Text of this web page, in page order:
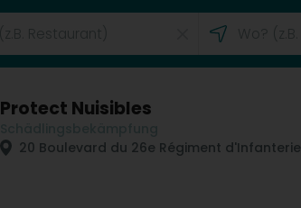
Protect Nuisibles
20 Boulevard du 26e Régiment d'Infanterie